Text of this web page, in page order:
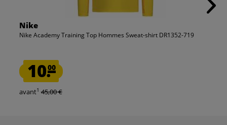
Nike
Nike Academy Training Top Hommes Sweat-shirt DR1352-719
10.00
avant1 45,00 €